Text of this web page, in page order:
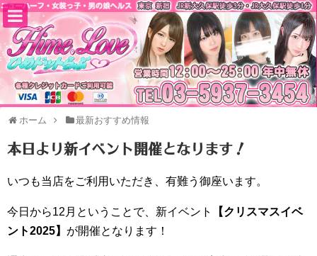
ホーム 最新おすすめ情報
本日より新イベント開催となります！
いつも当店をご利用いただき、有難う御座います。
今日から12月ということで、新イベント
【クリスマスイベ
ント2025】 が開催となります！